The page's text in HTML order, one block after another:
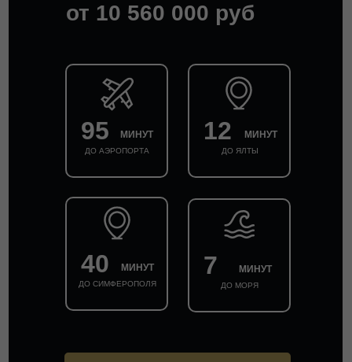
95 МИНУТ
ДО АЭРОПОРТА
7 МИНУТ
ДО МОРЯ
12 МИНУТ
ДО ЯЛТЫ
40 МИНУТ
ДО СИМФЕРОПОЛЯ
от 10 560 000 руб